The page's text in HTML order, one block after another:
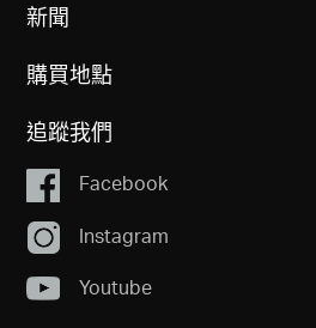
新聞
購買地點
追蹤我們
Facebook
Instagram
Youtube